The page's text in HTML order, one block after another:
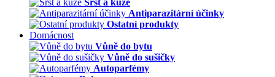
Srst a kůže
Antiparazitární účinky
Ostatní produkty
Domácnost
Vůně do bytu
Vůně do sušičky
Autoparfémy